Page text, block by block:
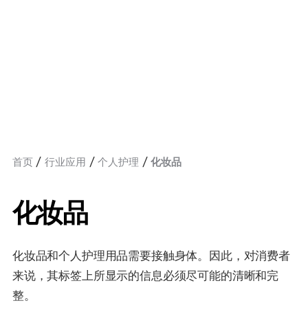
首页 行业应用 个人护理 化妆品
化妆品
化妆品和个人护理用品需要接触身体。因此，对消费者
来说，其标签上所显示的信息必须尽可能的清晰和完
整。